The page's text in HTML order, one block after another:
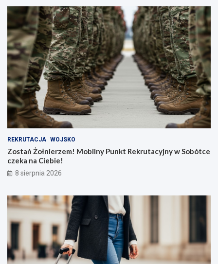
REKRUTACJA WOJSKO
Zostań Żołnierzem! Mobilny Punkt Rekrutacyjny w Sobótce
czeka na Ciebie!
8 sierpnia 2026